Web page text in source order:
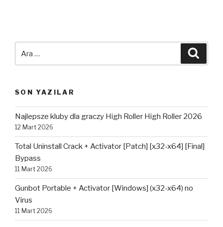
SON YAZILAR
Najlepsze kluby dla graczy High Roller High Roller 2026
12 Mart 2026
Total Uninstall Crack + Activator [Patch] [x32-x64] [Final]
Bypass
11 Mart 2026
Gunbot Portable + Activator [Windows] (x32-x64) no
Virus
11 Mart 2026